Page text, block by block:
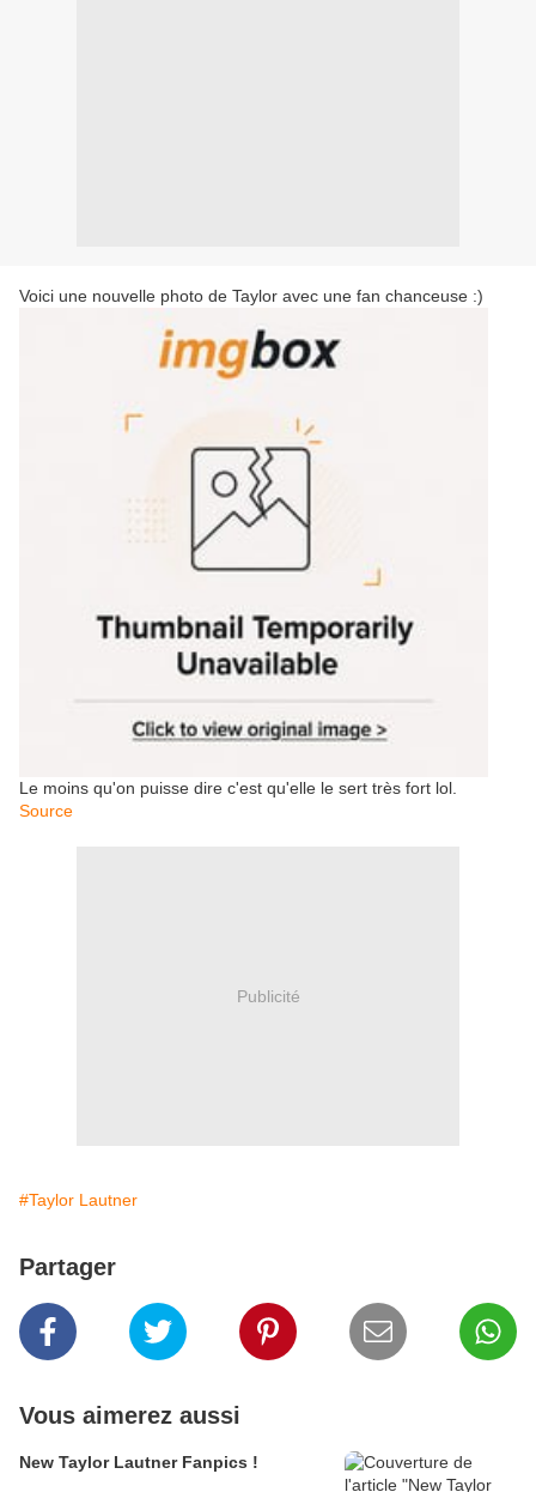
Voici une nouvelle photo de Taylor avec une fan chanceuse :)
Le moins qu'on puisse dire c'est qu'elle le sert très fort lol.
Source
Publicité
#Taylor Lautner
Partager
Vous aimerez aussi
New Taylor Lautner Fanpics !